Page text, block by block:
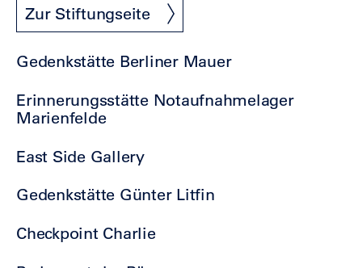
Zur Stiftungseite
Gedenkstätte Berliner Mauer
Erinnerungsstätte Notaufnahmelager
Marienfelde
East Side Gallery
Gedenkstätte Günter Litfin
Checkpoint Charlie